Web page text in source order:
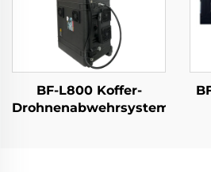
50dBm
BF-L800 Koffer-
Drohnenabwehrsystem